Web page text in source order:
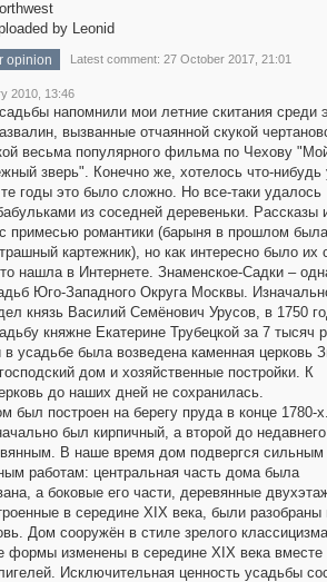
by Leonid
opinion Latest comment: 27 October 2017, 21:01
2010, 13:46
напомнили мои летние скитания среди
вызванные отчаянной скукой
весьма популярного фильма по Чехову
зверь". Конечно же, хотелось что-нибудь
годы это было сложно. Но все-таки удалось
из соседней деревеньки. Рассказы
примесью романтики (барыня в прошлом
картежник), но как интересно было их
нашла в Интернете. Знаменское-Садки –
Юго-Западного Округа Москвы.
князь Василий Семёнович Урусов, в 1750
княжне Екатерине Трубецкой за 7 тысяч
в усадьбе была возведена каменная церковь
дом и хозяйственные постройки. К
до наших дней не сохранилась.
был построен на берегу пруда в конце 1780-
был кирпичный, а второй до
В наше время дом подвергся сильным
работам: центральная часть дома была
а боковые его части, деревянные
в середине XIX века, были разобраны
Дом сооружён в стиле зрелого
формы изменены в середине XIX века вместе
Исключительная ценность усадьбы